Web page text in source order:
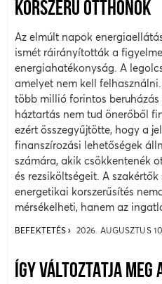
KORSZERŰ OTTHONOK
Az elmúlt napok
ismét ráirányították a
energiahatékonyság. A
amelyet nem kell
több millió forintos
háztartás nem tud önerőből
ezért összegyűjtötte, hogy a
finanszírozási lehetőségek
számára, akik csökkentenék
és rezsiköltségeit. A
energetikai korszerűsítés
mérsékelheti, hanem az
BEFEKTETÉS 2026. AUGUSZTUS
ÍGY VÁLTOZTATJA MEG